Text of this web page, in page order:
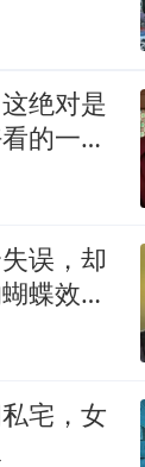
绝对是
的一部
误，却
蝶效
宅，女